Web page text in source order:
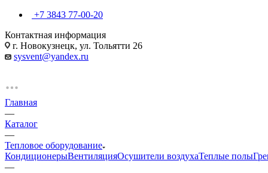
+7 3843 77-00-20
Контактная информация
г. Новокузнецк, ул. Тольятти 26
sysvent@yandex.ru
Главная
—
Каталог
—
Тепловое оборудование
КондиционерыВентиляцияОсушители воздухаТеплые полы
—